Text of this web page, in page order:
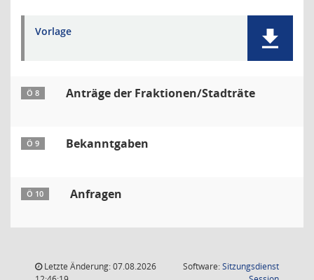
Vorlage
Ö 8 Anträge der Fraktionen/Stadträte
Ö 9 Bekanntgaben
Ö 10 Anfragen
Letzte Änderung: 07.08.2026
Software:Sitzungsdienst